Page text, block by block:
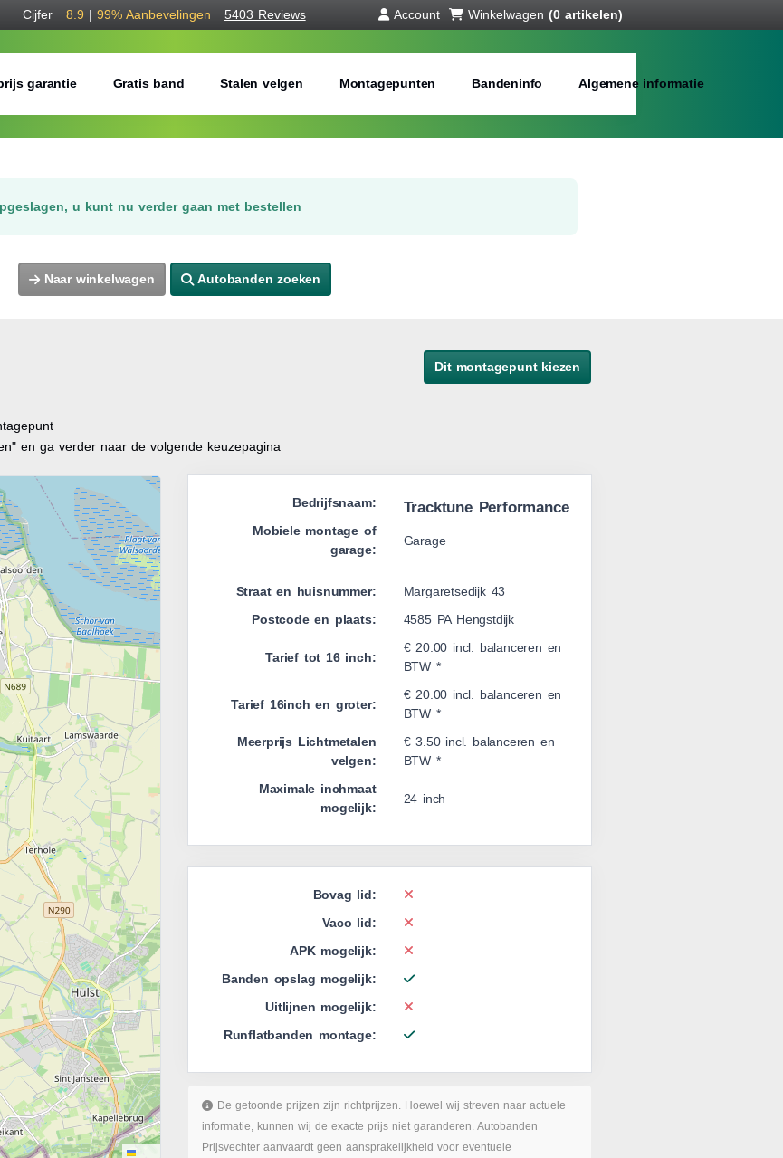
Cijfer 8.9 | 99% Aanbevelingen 5403 Reviews Account Winkelwagen (0 artikelen)
garantie Gratis band Stalen velgen Montagepunten Bandeninfo Algemene informatie
u kunt nu verder gaan met bestellen
Naar winkelwagen Autobanden zoeken
Dit montagepunt kiezen
en ga verder naar de volgende keuzepagina
Bedrijfsnaam: Tracktune Performance
Mobiele montage of
garage:
Garage
Straat en huisnummer:
Margaretsedijk 43
Postcode en plaats:
4585 PA Hengstdijk
Tarief tot 16 inch:
€ 20.00 incl. balanceren en
BTW *
Tarief 16inch en groter:
€ 20.00 incl. balanceren en
BTW *
Meerprijs Lichtmetalen
velgen:
€ 3.50 incl. balanceren en
BTW *
Maximale inchmaat
mogelijk:
24 inch
Bovag lid:
Vaco lid:
APK mogelijk:
Banden opslag mogelijk:
Uitlijnen mogelijk:
Runflatbanden montage:
De getoonde prijzen zijn richtprijzen. Hoewel wij streven naar actuele
informatie, kunnen wij de exacte prijs niet garanderen. Autobanden
Prijsvechter aanvaardt geen aansprakelijkheid voor eventuele